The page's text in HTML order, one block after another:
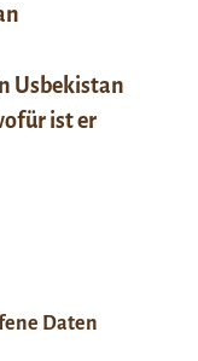
Usbekistan
ist er
Daten